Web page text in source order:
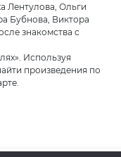
Лентулова, Ольги
Бубнова, Виктора
знакомства с
Используя
произведения по